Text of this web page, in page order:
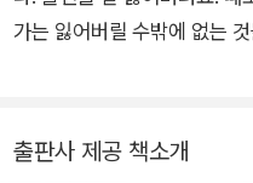
가는 잃어버릴 수밖에 없는
《그들에게 린디합을》, 《우아
출판사 제공 책소개